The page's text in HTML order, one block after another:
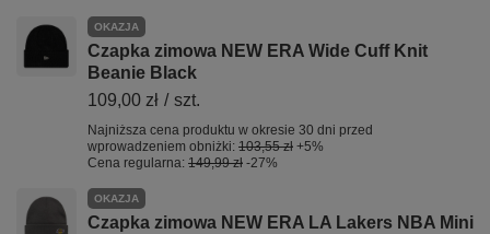
OKAZJA
Czapka zimowa NEW ERA Wide Cuff Knit
Beanie Black
109,00 zł / szt.
Najniższa cena produktu w okresie 30 dni przed
wprowadzeniem obniżki: 103,55 zł +5%
Cena regularna: 149,99 zł -27%
OKAZJA
Czapka zimowa NEW ERA LA Lakers NBA Mini